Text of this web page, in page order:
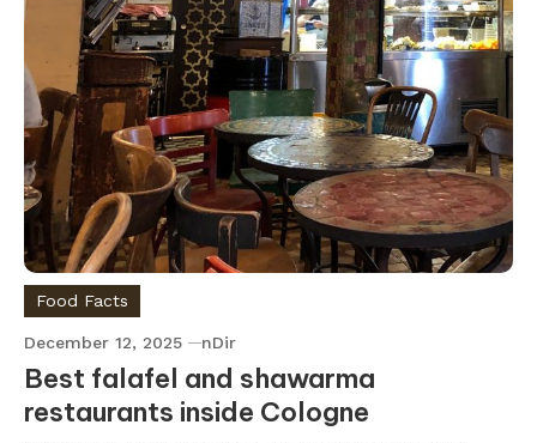
Food Facts
December 12, 2025 nDir
Best falafel and shawarma
restaurants inside Cologne